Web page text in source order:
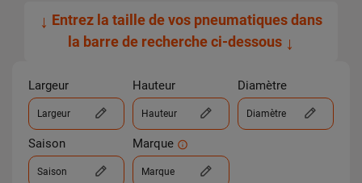
↓ Entrez la taille de vos pneumatiques dans
la barre de recherche ci-dessous ↓
Largeur
Largeur
Hauteur
Hauteur
Diamètre
Diamètre
Saison
Saison
Marque
Marque